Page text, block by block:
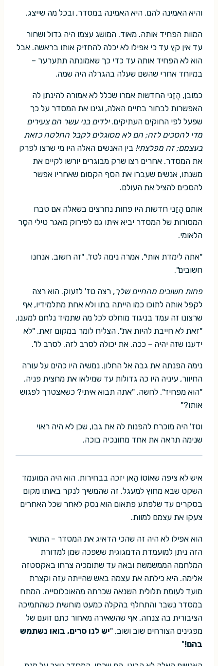
והיא האמינה להם. היא האמינה במסדר, ובכל מה שייצג.
המוות הפחיד אותה. מאוד. המושג עצמו היה גדול ושחור
עד אין קץ עד כי אפילו לא יכלה להחזיק אותו בראשה. אבל
הוא לא הפחיד אותה עד כדי כך שאמונתה תתערער –
במיוחד אחרי שהשם שעלה בהגרלה היה שמה.
כמובן, הֶזֵני החדשות אמרו שכלל לא אמורה להינתן לה
האפשרות לבחור בחיים האלה, וגינו את המסדר על כך
שפעל לפי החוקים העתיקים.ילדים בני עשר הם צעירים
מדי להסכים לזה; הם לא מסוגלים לקבל החלטה כזאת
בעצמם; זה מפלצתי! בין האנשים האלה היו מי שרצו לפרק
את המסדר. אחרים רצו שרק מבוגרים יורשו לקיים את
משנתו, אנשים שעברו את הסף הקסום שאחריו אפשר
להסכים להציל את העולם.
אותם הֶזֵני חדשות היו פחות נחרצים בשאלה אם טבח
המסורות של המסדר יביא איתו גם לפירוק מאגר טילי הסֶר
הלאומי.
"אתה לימדת אותי", אמרה נימה לטז'. "זה חשוב. אנחנו
חשובים".
פחות חשובים מהחיים שלך , רצה טז' לזעוק. הוא רצה
לקפל אותה לתוכו כמו הייתה בתו ולא אחת מתלמידיו, אף
שרצונו זה עמד בניגוד מוחלט לכל מה שתמיד נלחם למענו.
"זאת לא חייבת להיות את", הצליח לומר במקום זאת. "לא
ידענו שזה יהיה – ככה. את יכולה לסרב לזה. לסרב לו".
נימה הפנתה את גבה אל החלון. נמשיה היו כהים על עורה
החיוור, עיניה היו כה גדולות עד שמילאו את מחצית פניה.
"הוא מפחיד", לחשה. "אתה תבוא איתי? כשאצטרך לפגוש
אותו?"
וטז' היה מוכרח להפנות לה את גבו, שכן לא היה ראוי
שנימה תראה את אחד מחונכיה בוכה.
איש לא ציפה שאוֹטוֹ הַאן יזכה בבחירות. הוא היה המועמד
השקט שבא מחוץ למעגל, זה שהמשיך לנקר באותו מקום
בסקרים עד שלפתע פתאום הוא נסק לאחר שכל האחרים
צעקו את עצמם למוות.
הוא אפילו לא היה זה שהכי הדאיג את המסדר – התואר
הזה ניתן למועמדת הדמגוגית ששפכה שמן למדורת
המלחמה הממשמשת ובאה עד שתומכיה צרחו באקסטזה
אלימה. היא כילתה את עצמה באש שהייתה עזה וקצרת
מועד לעומת תלולית השנאה שכרתה מהאוכלוסייה. המתח
במסדר נשבר והתחלף בהקלה כמעט מוחשית כשהתמיכה
הציבורית בה צנחה, אף שהשאירה מאחור כתם זועם של
מפגינים הצורחים שוב ושוב, "יש לנו סרים, בואו נשתמש
בהם!"